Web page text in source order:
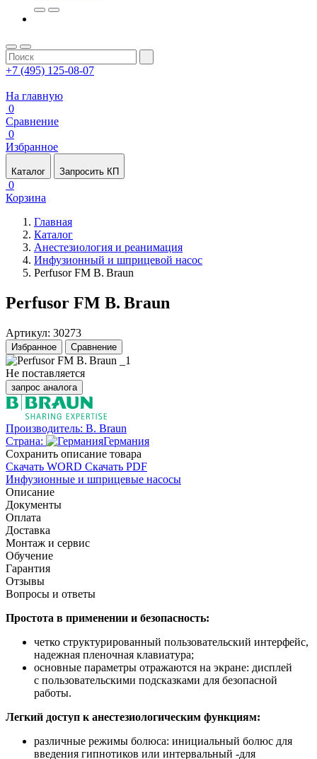
+7 (495) 125-08-07
На главную
0
Сравнение
0
Избранное
Каталог Запросить КП
0
Корзина
Главная
Каталог
Анестезиология и реанимация
Инфузионный и шприцевой насос
Perfusor FM B. Braun
Perfusor FM B. Braun
Артикул: 30273
Избранное Сравнение
Не поставляется
запрос аналога
Производитель: B. Braun
Страна:
Германия
Cохранить описание товара
Скачать WORD Скачать PDF
Инфузионные и шприцевые насосы
Описание
Документы
Оплата
Доставка
Монтаж и сервис
Обучение
Гарантия
Отзывы
Вопросы и ответы
Простота в применении и безопасность:
четко структурированный пользовательский интерфейс,
надежная пленочная клавиатура;
основные параметры отражаются на экране: дисплей
с пользовательскими подсказками для безопасной
работы.
Легкий доступ к анестезиологическим функциям:
различные режимы болюса: инициальный болюс для
введения гипнотиков или интервальный -для